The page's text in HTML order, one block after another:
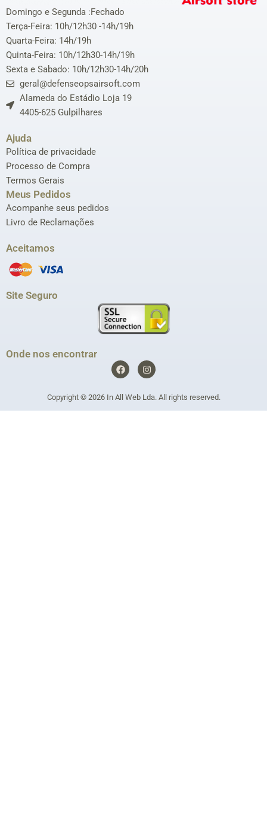
Domingo e Segunda :Fechado
Terça-Feira: 10h/12h30 -14h/19h
Quarta-Feira: 14h/19h
Quinta-Feira: 10h/12h30-14h/19h
Sexta e Sabado: 10h/12h30-14h/20h
geral@defenseopsairsoft.com
Alameda do Estádio Loja 19
4405-625 Gulpilhares
Ajuda
Política de privacidade
Processo de Compra
Termos Gerais
Meus Pedidos
Acompanhe seus pedidos
Livro de Reclamações
Aceitamos
Site Seguro
Onde nos encontrar
F
a
c
e
b
o
I
n
s
a
g
Copyright © 2026 In All Web Lda. All rights reserved.